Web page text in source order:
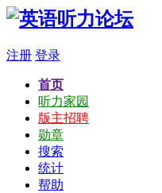
注册 登录
首页
听力家园
版主招聘
勋章
搜索
统计
帮助